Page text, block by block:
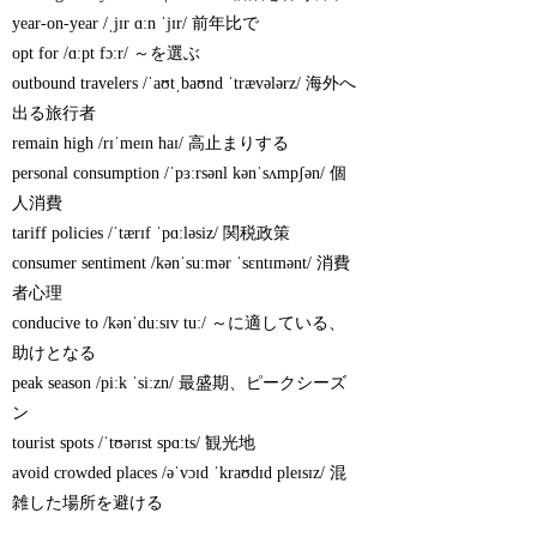
year-on-year /ˌjɪr ɑːn ˈjɪr/ 前年比で
opt for /ɑːpt fɔːr/ ～を選ぶ
outbound travelers /ˈaʊtˌbaʊnd ˈtrævələrz/ 海外へ
出る旅行者
remain high /rɪˈmeɪn haɪ/ 高止まりする
personal consumption /ˈpɜːrsənl kənˈsʌmpʃən/ 個
人消費
tariff policies /ˈtærɪf ˈpɑːləsiz/ 関税政策
consumer sentiment /kənˈsuːmər ˈsɛntɪmənt/ 消費
者心理
conducive to /kənˈduːsɪv tuː/ ～に適している、
助けとなる
peak season /piːk ˈsiːzn/ 最盛期、ピークシーズ
ン
tourist spots /ˈtʊərɪst spɑːts/ 観光地
avoid crowded places /əˈvɔɪd ˈkraʊdɪd pleɪsɪz/ 混
雑した場所を避ける